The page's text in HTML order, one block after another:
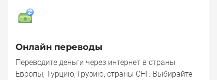
Онлайн переводы
Переводите деньги через интернет в страны
Европы, Турцию, Грузию, страны СНГ. Выбирайте